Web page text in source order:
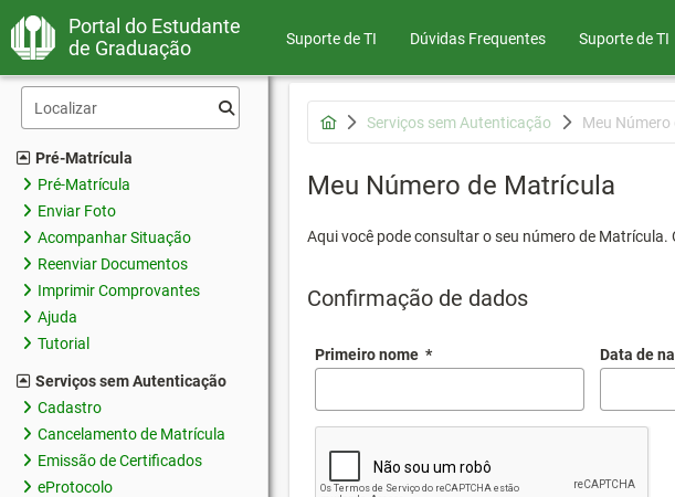
Portal do Estudante
de Graduação
Suporte de TI Dúvidas Frequentes Suporte de TI
Pré-Matrícula
Pré-Matrícula
Enviar Foto
Acompanhar Situação
Reenviar Documentos
Imprimir Comprovantes
Ajuda
Tutorial
Serviços sem Autenticação
Cadastro
Cancelamento de Matrícula
Emissão de Certificados
eProtocolo
Serviços sem Autenticação Meu
Meu Número de Matrícula
Aqui você pode consultar o seu número de
Confirmação de dados
Primeiro nome * Data de